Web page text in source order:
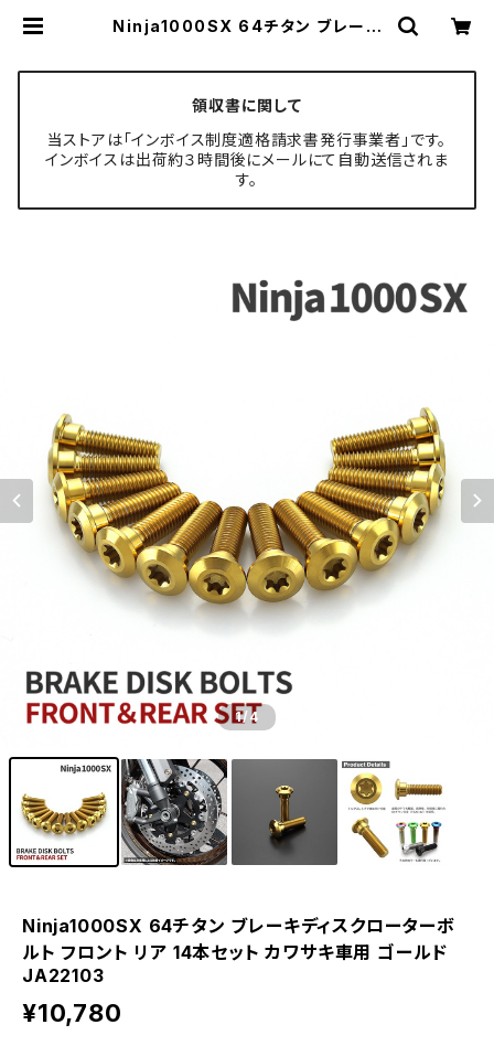
Ninja1000SX 64チタン ブレーキ
A22103 | TECH-MASTER ボルト
専門店
領収書に関して
当ストアは「インボイス制度適格請求書発行事業者」です。
インボイスは出荷約３時間後にメールにて自動送信されま
す。
1/4
Ninja1000SX 64チタン ブレーキディスクローターボ
ルト フロント リア 14本セット カワサキ車用 ゴールド
JA22103
¥10,780